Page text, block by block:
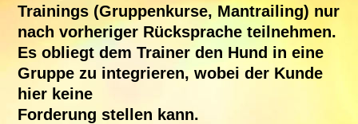
Trainings (Gruppenkurse, Mantrailing) nur
nach vorheriger Rücksprache teilnehmen.
Es obliegt dem Trainer den Hund in eine
Gruppe zu integrieren, wobei der Kunde
hier keine
Forderung stellen kann.